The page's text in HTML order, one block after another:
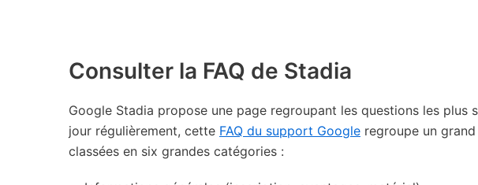
Consulter la FAQ de Stadia
Google Stadia propose une page regroupant les questions les plus
jour régulièrement, cette FAQ du support Google regroupe un
classées en six grandes catégories :